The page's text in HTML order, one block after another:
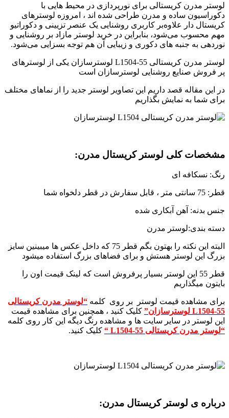
لوستر مدرن کریستالی برای نورپردازی در محیط هایی با
دکوراسیون ساده و مدرن طراحی شده اند ، امروزه لوسترهای
کریستال دار علاوه‌بر کاربری روشنایی یک عنصر تزیینی و دکوراتیو
مهم محسوب می‌شود، بنابراین در خرید لوستر مازاد بر روشنایی و
نوردهی به جنبه های دکوری و زیبایی آن هم توجه بسزایی می‌شود.
لوستر مدرن کریستالی L1504-55 لوسترسازان یکی از لوسترهای
پر فروش صنایع روشنایی لوسترسازان است
در این مقاله قصد داریم این تصاویر لوستر جدید را از نماهای مختلف
برای شما به نمایش بگذاریم
مشخصات کلی لوستر کریستال مدرن:
رنگ: نسکافه ای
قطر: 75 سانتی متر ، قابل سفارش در قطر دلخواه شما
جنس بدنه: آهن آبکاری شده
دسته بندی:لوستر مدرن
البته این نکته را بهتون بگم قطر 75 که داخل عکس ها میبینین سایز
بزرگ این لوستر هستش و برای فضاهای بزرگ استفاده میشود
قطر 55 این لوستر بسیار پرفروش است که لینک قیمت اون را
بایتون میگذاریم
برای مشاهده قیمت لوستر بر روی کلمه “لوستر مدرن کریستالی
L1504-55 لوسترسازان”
کلیک کنید ، همچنین برای مشاهده قیمت
این لوستر در سایر سایت ها و مشاهده رنگ دیگه این کار روی کلمه
“لوستر مدرن کریستالی L1504-55 “
کلیک کنید.
درباره ی لوستر کریستال مدرن: